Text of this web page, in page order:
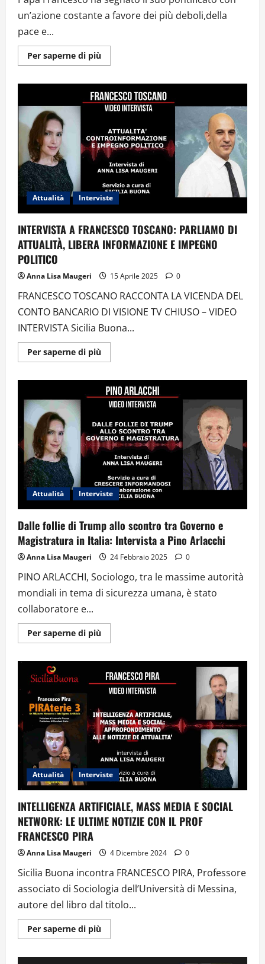
un’azione costante a favore dei più deboli,della
pace e...
Per saperne di piùUlteriori
informazioni
Un
Pastore
di
che
ha
camminato
con
popolo
Attualità Interviste
INTERVISTA A FRANCESCO TOSCANO: PARLIAMO DI
ATTUALITÀ, LIBERA INFORMAZIONE E IMPEGNO
POLITICO
Anna Lisa Maugeri 15 Aprile 2025 0
FRANCESCO TOSCANO RACCONTA LA VICENDA DEL
CONTO BANCARIO DI VISIONE TV CHIUSO – VIDEO
INTERVISTA Sicilia Buona...
Per saperne di piùUlteriori
informazioni
A
FRANCESCO
TOSCANO:
PARLIAMO
ATTUALITÀ,
LIBERA
INFORMAZIONE
E
IMPEGNO
POLITICO
Attualità Interviste
Dalle follie di Trump allo scontro tra Governo e
Magistratura in Italia: Intervista a Pino Arlacchi
Anna Lisa Maugeri 24 Febbraio 2025 0
PINO ARLACCHI, Sociologo, tra le massime autorità
mondiali in tema di sicurezza umana, è stato
collaboratore e...
Per saperne di piùUlteriori
informazioni
di
Trump
allo
tra
Governo
e
Magistratura
in
Italia:
Intervista
a
Pino
Arlacchi
Attualità Interviste
INTELLIGENZA ARTIFICIALE, MASS MEDIA E SOCIAL
NETWORK: LE ULTIME NOTIZIE CON IL PROF
FRANCESCO PIRA
Anna Lisa Maugeri 4 Dicembre 2024 0
Sicilia Buona incontra FRANCESCO PIRA, Professore
associato di Sociologia dell’Università di Messina,
autore del libro dal titolo...
Per saperne di piùUlteriori
informazioni